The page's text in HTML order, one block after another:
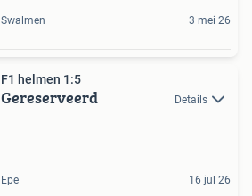
Swalmen 3 mei 26
F1 helmen 1:5
Gereserveerd Details
Epe 16 jul 26